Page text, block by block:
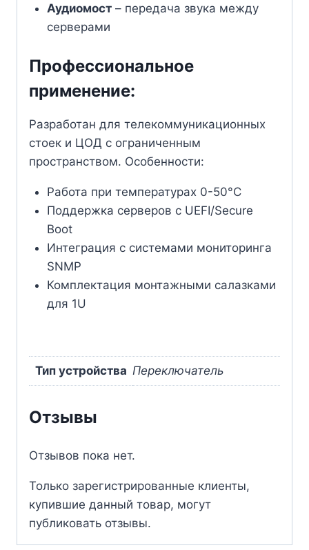
Аудиомост– передача звука между
серверами
Профессиональное
применение:
Разработан для телекоммуникационных
стоек и ЦОД с ограниченным
пространством. Особенности:
Работа при температурах 0-50°C
Поддержка серверов с UEFI/Secure
Boot
Интеграция с системами мониторинга
SNMP
Комплектация монтажными салазками
для 1U
Тип устройства Переключатель
Отзывы
Отзывов пока нет.
Только зарегистрированные клиенты,
купившие данный товар, могут
публиковать отзывы.